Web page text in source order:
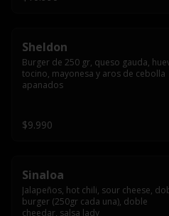
Sheldon
Burger de 250 gr, queso gauda,
tocino, mayonesa y aros de cebolla
apanados
$9.990
Sinaloa
Jalapeños, hot chili, sour cheese,
burger (250gr cada una), doble
cheedar, salsa lady